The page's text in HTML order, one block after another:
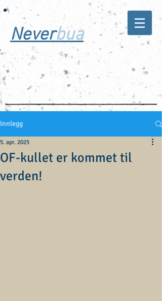
Neverbua
Trivelige fuglehunder
- for hverdag og jakt
Innlegg
OF-kullet er kommet til
verden!
5. apr. 2025